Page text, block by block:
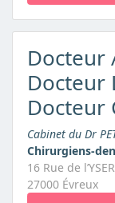
Docteur
Docteur
Docteur
Cabinet du Dr
Chirurgiens-
16 Rue de l’YSER
27000 Évreux